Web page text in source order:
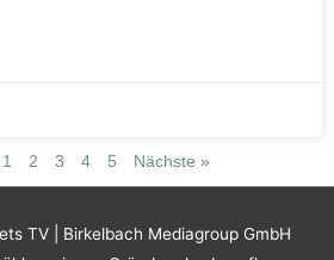
1 2 3 4 5 Nächste »
TV | Birkelbach Mediagroup GmbH